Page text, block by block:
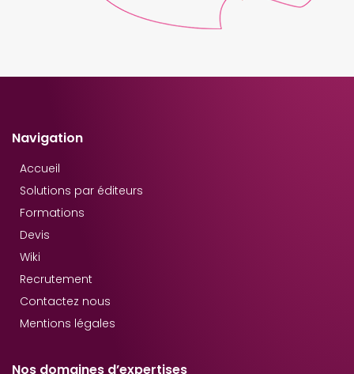
Navigation
Accueil
Solutions par éditeurs
Formations
Devis
Wiki
Recrutement
Contactez nous
Mentions légales
Nos domaines d’expertises